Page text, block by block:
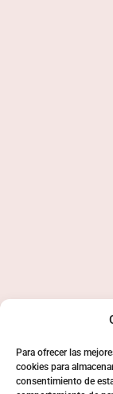
Para ofrecer las
cookies para
consentimiento de